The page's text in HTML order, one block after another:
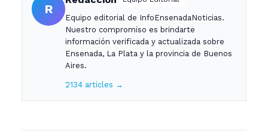
R
Equipo editorial de InfoEnsenadaNoticias.
Nuestro compromiso es brindarte
información verificada y actualizada sobre
Ensenada, La Plata y la provincia de Buenos
Aires.
2134 articles →